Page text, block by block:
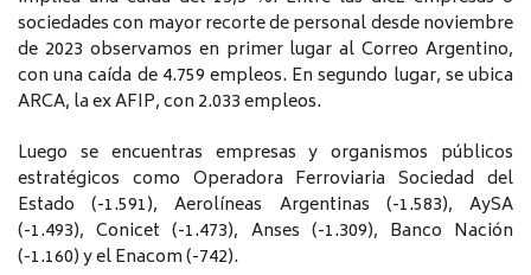
sociedades con mayor recorte de personal desde noviembre
de 2023 observamos en primer lugar al Correo Argentino,
con una caída de 4.759 empleos. En segundo lugar, se ubica
ARCA, la ex AFIP, con 2.033 empleos.
Luego se encuentras empresas y organismos públicos
estratégicos como Operadora Ferroviaria Sociedad del
Estado (-1.591), Aerolíneas Argentinas (-1.583), AySA
(-1.493), Conicet (-1.473), Anses (-1.309), Banco Nación
(-1.160) y el Enacom (-742).